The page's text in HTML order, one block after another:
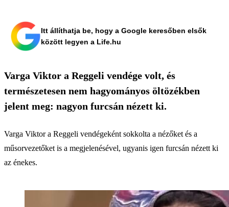
Itt állíthatja be, hogy a Google keresőben elsők
között legyen a Life.hu
Varga Viktor a Reggeli vendége volt, és
természetesen nem hagyományos öltözékben
jelent meg: nagyon furcsán nézett ki.
Varga Viktor a Reggeli vendégeként sokkolta a nézőket és a
műsorvezetőket is a megjelenésével, ugyanis igen furcsán nézett ki
az énekes.